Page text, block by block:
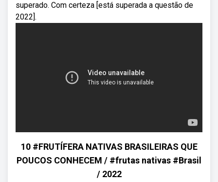
superado. Com certeza [está superada a questão de
2022].
10 #FRUTÍFERA NATIVAS BRASILEIRAS QUE
POUCOS CONHECEM / #frutas nativas #Brasil
/ 2022